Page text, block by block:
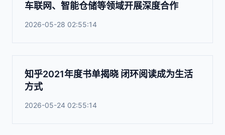
车联网、智能仓储等领域开展深度合作
2026-05-28 02:55:14
知乎2021年度书单揭晓 闭环阅读成为生活
方式
2026-05-24 02:55:14